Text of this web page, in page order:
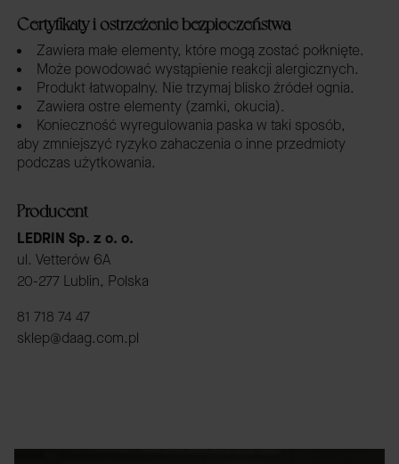
Certyfikaty i ostrzeżenie bezpieczeństwa
Zawiera małe elementy, które mogą zostać połknięte.
Może powodować wystąpienie reakcji alergicznych.
Produkt łatwopalny. Nie trzymaj blisko źródeł ognia.
Zawiera ostre elementy (zamki, okucia).
Konieczność wyregulowania paska w taki sposób,
aby zmniejszyć ryzyko zahaczenia o inne przedmioty
podczas użytkowania.
Producent
LEDRIN Sp. z o. o.
ul. Vetterów 6A
20-277 Lublin, Polska
81 718 74 47
sklep@daag.com.pl